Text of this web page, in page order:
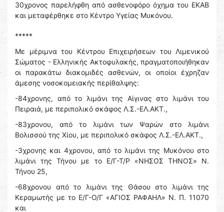
30χρονος παρελήφθη από ασθενοφόρο όχημα του ΕΚΑΒ
και μεταφέρθηκε στο Κέντρο Υγείας Μυκόνου.
*****
Με μέριμνα του Κέντρου Επιχειρήσεων του Λιμενικού
Σώματος - Ελληνικής Ακτοφυλακής, πραγματοποιήθηκαν
οι παρακάτω διακομιδές ασθενών, οι οποίοι έχρηζαν
άμεσης νοσοκομειακής περίθαλψης:
-84χρονης, από το λιμάνι της Αίγινας στο λιμάνι του
Πειραιά, με περιπολικό σκάφος Λ.Σ.-ΕΛ.ΑΚΤ.,
-83χρονου, από το λιμάνι των Ψαρών στο λιμάνι
Βολισσού της Χίου, με περιπολικό σκάφος Λ.Σ.-ΕΛ.ΑΚΤ.,
-3χρονης και 4χρονου, από το λιμάνι της Μυκόνου στο
λιμάνι της Τήνου με το Ε/Γ-Τ/Ρ «ΝΗΣΟΣ ΤΗΝΟΣ» Ν.
Τήνου 25,
-68χρονου από το λιμάνι της Θάσου στο λιμάνι της
Κεραμωτής με το Ε/Γ-Ο/Γ «ΑΓΙΟΣ ΡΑΦΑΗΛ» Ν. Π. 11070
και